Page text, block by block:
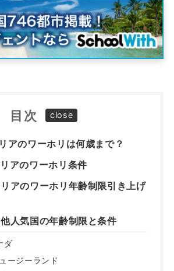
目次
アのワーホリは何歳まで？
アのワーホリ条件
アのワーホリ年齢制限引き上げ
人気国の年齢制限と条件
ダ
ージーランド